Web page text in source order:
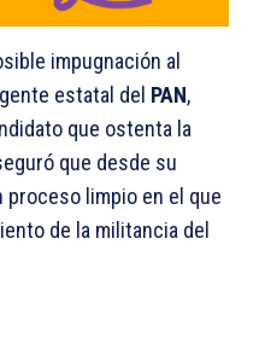
impugnación al
estatal del PAN,
que ostenta la
que desde su
limpio en el que
de la militancia del